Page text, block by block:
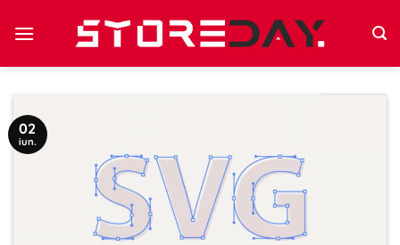
02
iun.